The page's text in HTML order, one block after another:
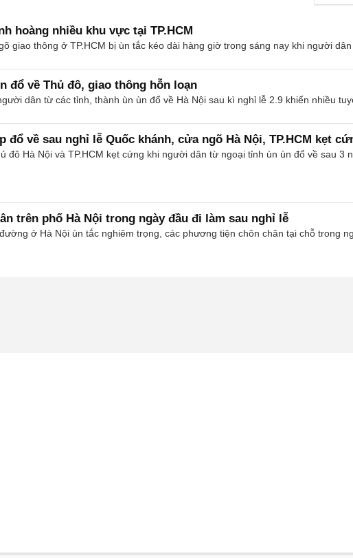
hoàng nhiều khu vực tại TP.HCM
giao thông ở TP.HCM bị ùn tắc kéo dài hàng giờ trong sáng nay khi người
đổ về Thủ đô, giao thông hỗn loạn
dân từ các tỉnh, thành ùn ùn đổ về Hà Nội sau kì nghỉ lễ 2.9 khiến nhiều
về sau nghỉ lễ Quốc khánh, cửa ngõ Hà Nội, TP.HCM kẹt
đô Hà Nội và TP.HCM kẹt cứng khi người dân từ ngoại tỉnh ùn ùn đổ về sau 3
trên phố Hà Nội trong ngày đầu đi làm sau nghỉ lễ
ở Hà Nội ùn tắc nghiêm trọng, các phương tiện chôn chân tại chỗ trong